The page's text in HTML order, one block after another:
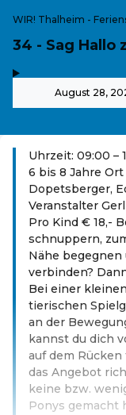
WIR! Thalheim -
34 - Sag Hallo
August 28,
Uhrzeit: 09:00 –
6 bis 8 Jahre
Dopetsberger,
Veranstalter
Pro Kind € 18,-
schnuppern,
Nähe begegnen
verbinden?
Bei einer
tierischen
an der
kannst du dich
auf dem
das Angebot
keine bzw.
Ponys gemacht